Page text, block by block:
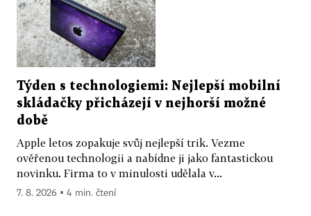
Týden s technologiemi: Nejlepší mobilní
skládačky přicházejí v nejhorší možné
době
Apple letos zopakuje svůj nejlepší trik. Vezme
ověřenou technologii a nabídne ji jako fantastickou
novinku. Firma to v minulosti udělala v...
7. 8. 2026 ▪ 4 min. čtení